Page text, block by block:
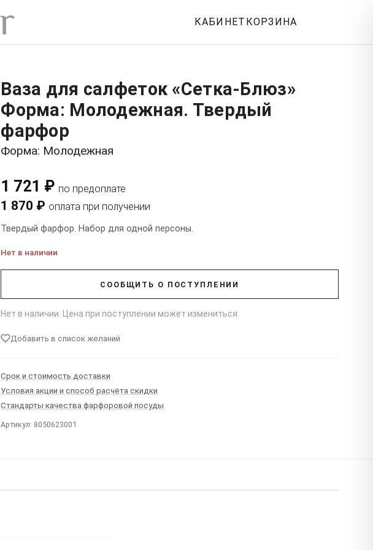
КАБИНЕТ КОРЗИНА
Ваза для салфеток «Сетка-Блюз»
Форма: Молодежная. Твердый
фарфор
Форма: Молодежная
1 721 ₽ по предоплате
1 870 ₽ оплата при получении
Твердый фарфор. Набор для одной персоны.
Нет в наличии
СООБЩИТЬ О ПОСТУПЛЕНИИ
Нет в наличии. Цена при поступлении может измениться.
Добавить в список желаний
Срок и стоимость доставки
Условия акции и способ расчёта скидки
Стандарты качества фарфоровой посуды
Артикул: 8050623001